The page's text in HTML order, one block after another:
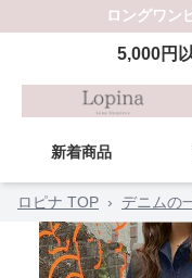
ロングワン
5,000円
新着商品
ロピナ TOP › デニムの